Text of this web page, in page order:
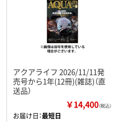
アクアライフ 2026/11/11発
売号から1年(12冊)(雑誌)（直
送品）
￥14,400（税込）
お届け日：最短日